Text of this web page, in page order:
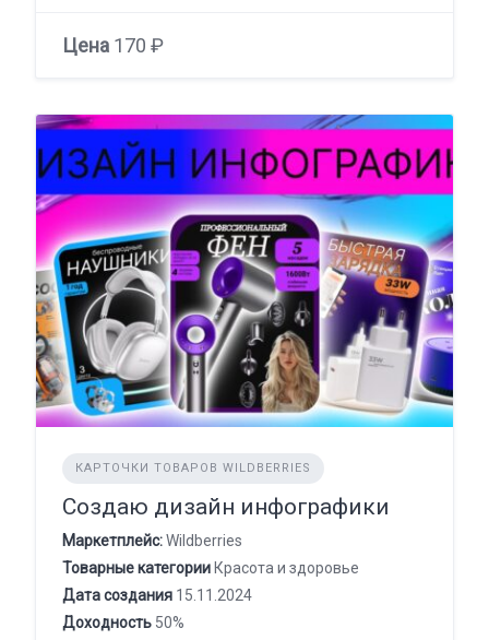
Цена 170 ₽
КАРТОЧКИ ТОВАРОВ WILDBERRIES
Создаю дизайн инфографики
Маркетплейс:Wildberries
Товарные категории Красота и здоровье
Дата создания 15.11.2024
Доходность 50%